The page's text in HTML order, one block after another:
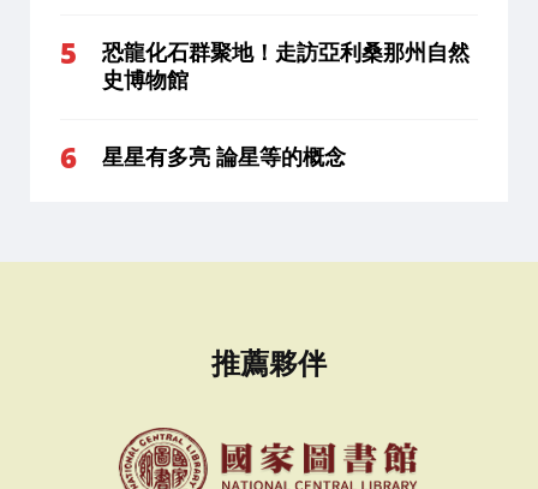
恐龍化石群聚地！走訪亞利桑那州自然
史博物館
星星有多亮 論星等的概念
推薦夥伴